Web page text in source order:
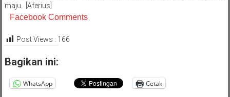
maju. [Aferius]
Facebook Comments
Post Views : 166
Bagikan ini:
WhatsApp Cetak